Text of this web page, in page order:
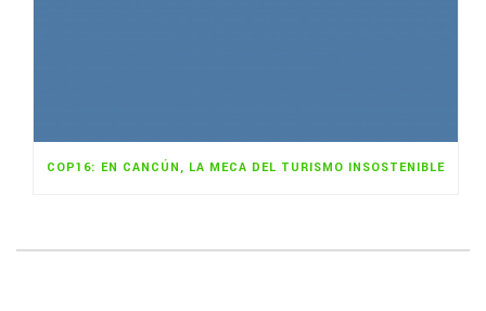
COP16: EN CANCÚN, LA MECA DEL TURISMO INSOSTENIBLE